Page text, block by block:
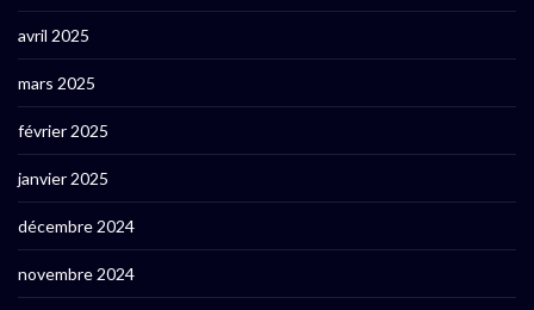
avril 2025
mars 2025
février 2025
janvier 2025
décembre 2024
novembre 2024